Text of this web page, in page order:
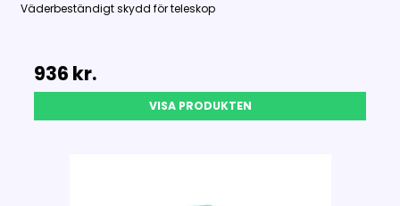
Väderbeständigt skydd för teleskop
936 kr.
VISA PRODUKTEN